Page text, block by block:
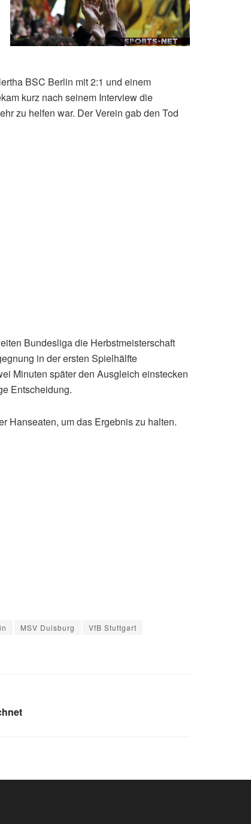
BSC Berlin mit 2:1 und einem
kurz nach seinem Interview die
zu helfen war. Der Verein gab den Tod
Bundesliga die Herbstmeisterschaft
in der ersten Spielhälfte
Minuten später den Ausgleich einstecken
Entscheidung.
Hanseaten, um das Ergebnis zu halten.
MSV Duisburg
VfB Stuttgart